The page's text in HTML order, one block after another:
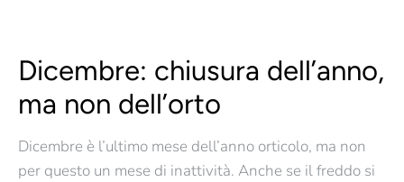
Dicembre: chiusura dell’anno,
ma non dell’orto
Dicembre è l’ultimo mese dell’anno orticolo, ma non
per questo un mese di inattività. Anche se il freddo si